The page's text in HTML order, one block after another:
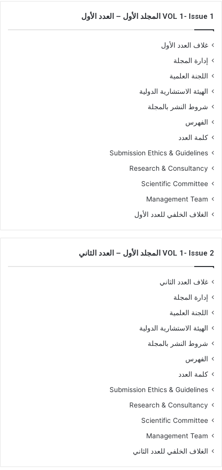
آ
د
ب
ه
ا
ا
ا
ل
ج
ا
ر
ة
–
ج
م
ع
ت
ي
ا
ز
ا
ن
و
ذ
-
م
(
د
VOL 1- Issue 1 المجلد الأول – العدد الأول
غلاف العدد الأول
إدارة المجلة
اللجنة العلمية
الهيئة الاستشارية الدولية
شروط النشر بالمجلة
الفهرس
كلمة العدد
Submission Ethics & Guidelines
Research & Consultancy
Scientific Committee
Management Team
الغلاف الخلفي للعدد الأول
VOL 1- Issue 2 المجلد الأول – العدد الثاني
غلاف العدد الثاني
إدارة المجلة
اللجنة العلمية
الهيئة الاستشارية الدولية
شروط النشر بالمجلة
الفهرس
كلمة العدد
Submission Ethics & Guidelines
Research & Consultancy
Scientific Committee
Management Team
الغلاف الخلفي للعدد الثاني